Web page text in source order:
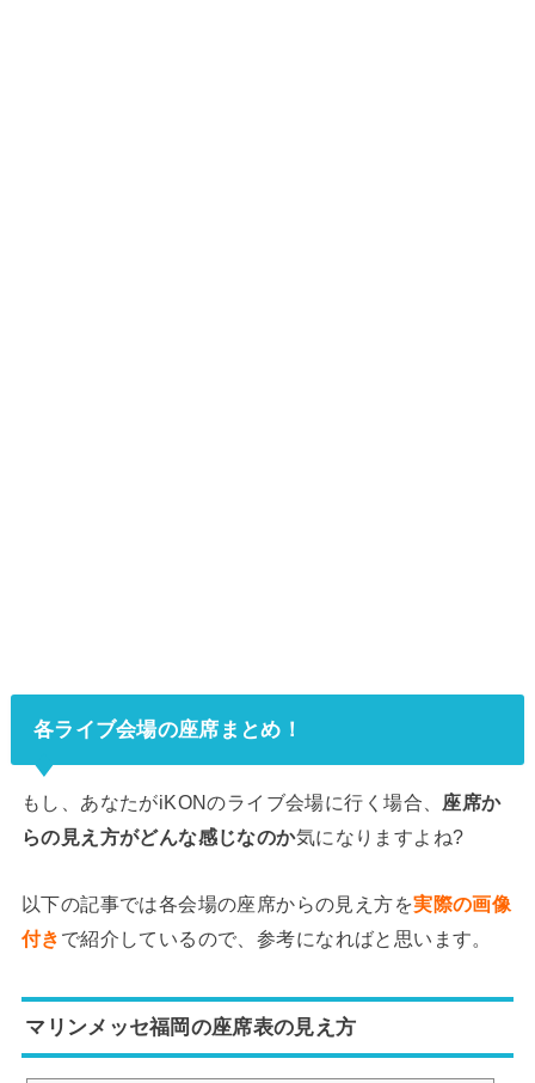
各ライブ会場の座席まとめ！
もし、あなたがiKONのライブ会場に行く場合、 座席か
らの見え方がどんな感じなのか気になりますよね?
以下の記事では各会場の座席からの見え方を実際の画像
付き で紹介しているので、参考になればと思います。
マリンメッセ福岡の座席表の見え方